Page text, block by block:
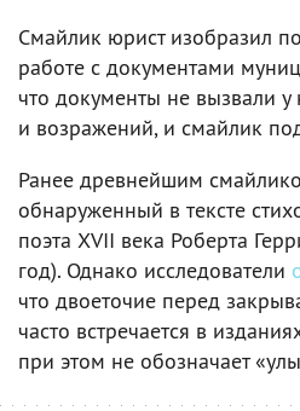
Смайлик юрист изобразил
работе с документами
что документы не вызвали
и возражений, и смайлик
Ранее древнейшим
обнаруженный в тексте
поэта XVII века Роберта
год). Однако исследователи
что двоеточие перед
часто встречается в
при этом не обозначает